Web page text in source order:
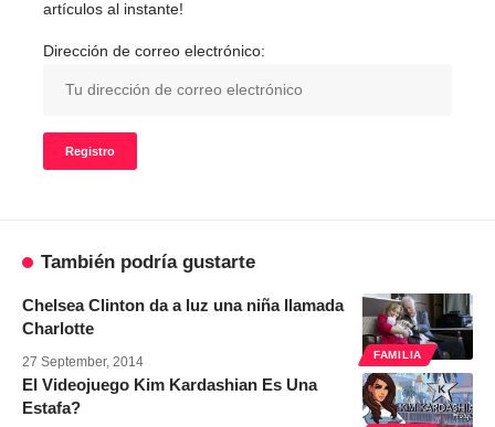
artículos al instante!
Dirección de correo electrónico:
También podría gustarte
FAMILIA
Chelsea Clinton da a luz una niña llamada
Charlotte
27 September, 2014
El Videojuego Kim Kardashian Es Una
Estafa?